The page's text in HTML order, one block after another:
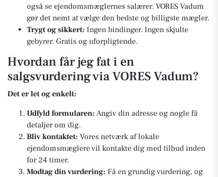
også se ejendomsmæglernes salærer. VORES Vadum
gør det nemt at vælge den bedste og billigste mægler.
Trygt og sikkert: Ingen bindinger. Ingen skjulte
gebyrer. Gratis og uforpligtende.
Hvordan får jeg fat i en
salgsvurdering via VORES Vadum?
Det er let og enkelt:
Udfyld formularen: Angiv din adresse og nogle få
detaljer om dig.
Bliv kontaktet: Vores netværk af lokale
ejendomsmæglere vil kontakte dig med tilbud inden
for 24 timer.
Modtag din vurdering: Få en grundig vurdering, og